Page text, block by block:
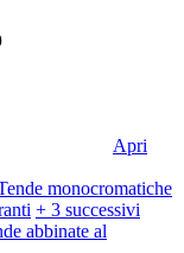
Apri
monocromatiche
+ 3 successivi
abbinate al